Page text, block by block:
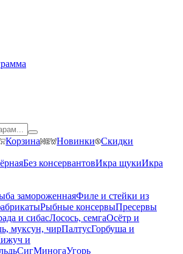
Корзина Новинки Скидки
Без консервантовИкра щукиИкра
замороженнаяФиле и стейки из
Рыбные консервыПресервы
и сибасЛосось, семгаОсётр и
муксун, чирПалтусГорбуша и
и
СигМиногаУгорь